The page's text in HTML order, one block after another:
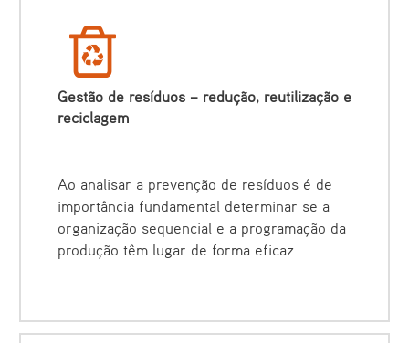
Gestão de resíduos – redução, reutilização e
reciclagem
Ao analisar a prevenção de resíduos é de
importância fundamental determinar se a
organização sequencial e a programação da
produção têm lugar de forma eficaz.